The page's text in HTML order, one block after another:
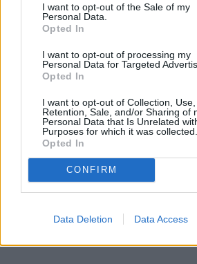
cualquier momento entrando de nuevo
visitando nuestra política de privacidad.
I want to opt-out of the Sale of my
Personal Data.
Opted In
I want to opt-out of processing my
Personal Data for Targeted
Opted In
I want to opt-out of Collection, Use,
Retention, Sale, and/or Sharing of
Personal Data that Is Unrelated
Purposes for which it was collected.
Opted In
CONFIRM
Data Deletion Data Access